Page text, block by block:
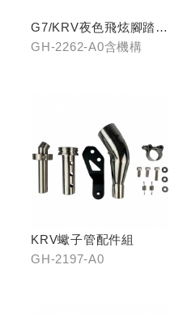
G7/KRV夜色飛炫腳踏
(含機構LHJ8)
GH-2262-A0含機構
KRV蠍子管配件組
GH-2197-A0